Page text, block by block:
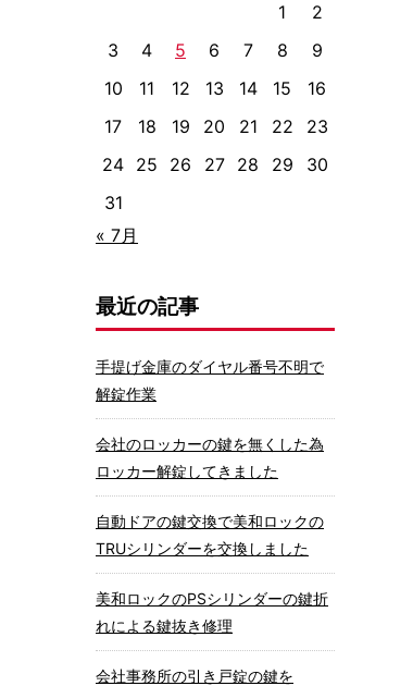
1
2
3
4 5 6 7 8
9
10
11 12 13 14 15
16
17
18 19 20 21 22
23
24 25 26 27 28 29
30
31
« 7月
最近の記事
手提げ金庫のダイヤル番号不明で
解錠作業
会社のロッカーの鍵を無くした為
ロッカー解錠してきました
自動ドアの鍵交換で美和ロックの
TRUシリンダーを交換しました
美和ロックのPSシリンダーの鍵折
れによる鍵抜き修理
会社事務所の引き戸錠の鍵を